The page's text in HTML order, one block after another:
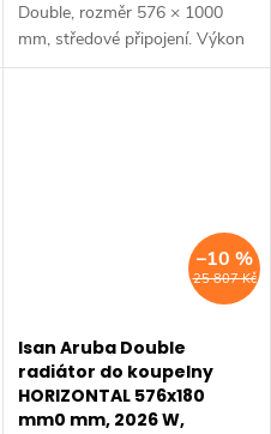
Double, rozměr 576 × 1000
mm, středové připojení. Výkon
1135 W. Dostupné rozměry
25 807 Kč
–10 %
Isan Aruba Double
radiátor do koupelny
HORIZONTAL 576x180
mm0 mm, 2026 W,